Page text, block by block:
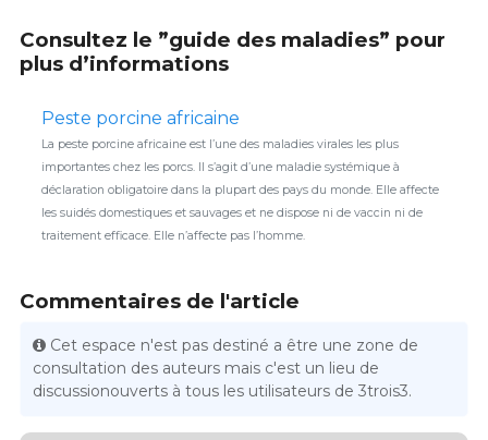
Consultez le ”guide des maladies” pour
plus d’informations
Peste porcine africaine
La peste porcine africaine est l’une des maladies virales les plus
importantes chez les porcs. Il s’agit d’une maladie systémique à
déclaration obligatoire dans la plupart des pays du monde. Elle affecte
les suidés domestiques et sauvages et ne dispose ni de vaccin ni de
traitement efficace. Elle n’affecte pas l’homme.
Commentaires de l'article
Cet espace n'est pas destiné a être une zone de
consultation des auteurs mais c'est un lieu de
discussionouverts à tous les utilisateurs de 3trois3.